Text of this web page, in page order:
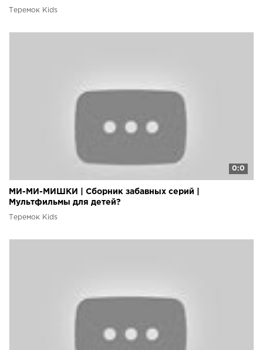
Теремок Kids
0:0
МИ-МИ-МИШКИ | Сборник забавных серий |
Мультфильмы для детей?
Теремок Kids